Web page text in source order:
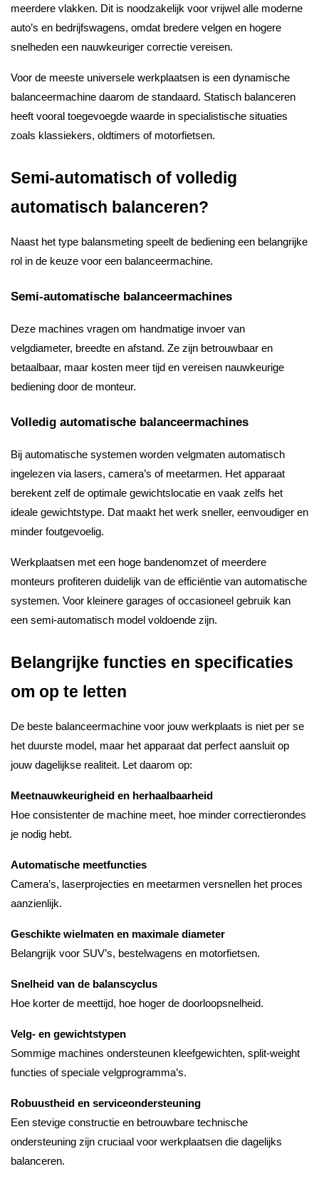
meerdere vlakken. Dit is noodzakelijk voor vrijwel alle moderne
auto’s en bedrijfswagens, omdat bredere velgen en hogere
snelheden een nauwkeuriger correctie vereisen.
Voor de meeste universele werkplaatsen is een dynamische
balanceermachine daarom de standaard. Statisch balanceren
heeft vooral toegevoegde waarde in specialistische situaties
zoals klassiekers, oldtimers of motorfietsen.
Semi-automatisch of volledig
automatisch balanceren?
Naast het type balansmeting speelt de bediening een belangrijke
rol in de keuze voor een balanceermachine.
Semi-automatische balanceermachines
Deze machines vragen om handmatige invoer van
velgdiameter, breedte en afstand. Ze zijn betrouwbaar en
betaalbaar, maar kosten meer tijd en vereisen nauwkeurige
bediening door de monteur.
Volledig automatische balanceermachines
Bij automatische systemen worden velgmaten automatisch
ingelezen via lasers, camera’s of meetarmen. Het apparaat
berekent zelf de optimale gewichtslocatie en vaak zelfs het
ideale gewichtstype. Dat maakt het werk sneller, eenvoudiger en
minder foutgevoelig.
Werkplaatsen met een hoge bandenomzet of meerdere
monteurs profiteren duidelijk van de efficiëntie van automatische
systemen. Voor kleinere garages of occasioneel gebruik kan
een semi-automatisch model voldoende zijn.
Belangrijke functies en specificaties
om op te letten
De beste balanceermachine voor jouw werkplaats is niet per se
het duurste model, maar het apparaat dat perfect aansluit op
jouw dagelijkse realiteit. Let daarom op:
Meetnauwkeurigheid en herhaalbaarheid
Hoe consistenter de machine meet, hoe minder correctierondes
je nodig hebt.
Automatische meetfuncties
Camera’s, laserprojecties en meetarmen versnellen het proces
aanzienlijk.
Geschikte wielmaten en maximale diameter
Belangrijk voor SUV’s, bestelwagens en motorfietsen.
Snelheid van de balanscyclus
Hoe korter de meettijd, hoe hoger de doorloopsnelheid.
Velg- en gewichtstypen
Sommige machines ondersteunen kleefgewichten, split-weight
functies of speciale velgprogramma’s.
Robuustheid en serviceondersteuning
Een stevige constructie en betrouwbare technische
ondersteuning zijn cruciaal voor werkplaatsen die dagelijks
balanceren.